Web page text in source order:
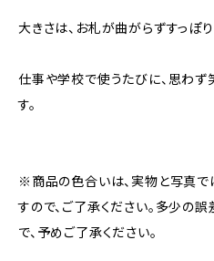
大きさは、お札が曲がらずすっぽ
仕事や学校で使うたびに、思わ
す。
※商品の色合いは、実物と写真
すので、ご了承ください。多少の
で、予めご了承ください。